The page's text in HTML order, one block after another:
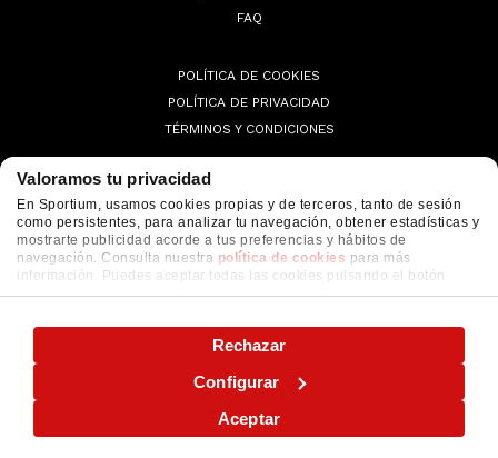
Valoramos tu privacidad
En Sportium, usamos cookies propias y de terceros, tanto de sesión
como persistentes, para analizar tu navegación, obtener estadísticas y
mostrarte publicidad acorde a tus preferencias y hábitos de
navegación. Consulta nuestra política de cookies para más
información. Puedes aceptar todas las cookies pulsando el botón
"ACEPTAR" o configurarlas o rechazar su uso pulsando el botón
Aceptar
Configurar
Rechazar
FAQ
POLÍTICA DE COOKIES
POLÍTICA DE PRIVACIDAD
TÉRMINOS Y CONDICIONES
© 2026 Sportium. All Rights Reserved.